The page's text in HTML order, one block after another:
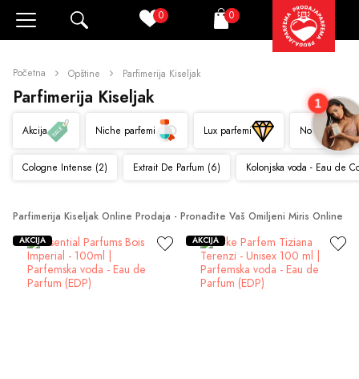
0 Korpa
0
Početna Opštine Parfimerija Kiseljak
Parfimerija Kiseljak
Akcija Niche parfemi Lux parfemi Novo
Cologne Intense (2) Extrait De Parfum (6) Kolonjska voda - Eau de
Parfimerija Kiseljak Online Prodaja - Pronađite Vaš Omiljeni Miris Online
AKCIJA AKCIJA
1